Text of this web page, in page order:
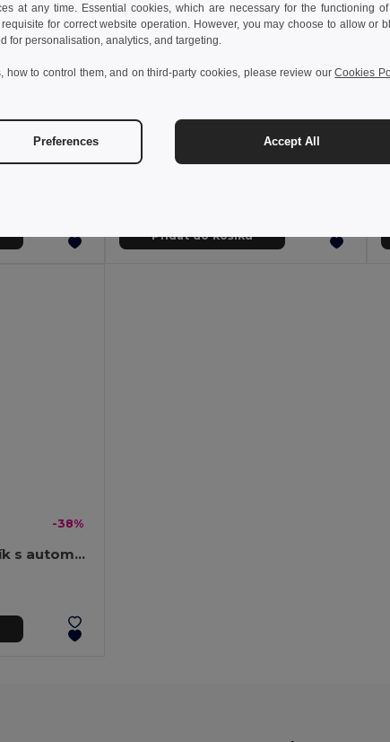
g/m²)
92,91 kč
190T polyesterový deštník
Přidat do košíku
-38%
Polyesterový deštník s automatickým otevíráním
at any time. Essential cookies, which are necessary for the functioning of
for correct website operation. However, you may choose to allow or
for personalisation, analytics, and targeting.
how to control them, and on third-party cookies, please review ourCookies
Preferences Accept All